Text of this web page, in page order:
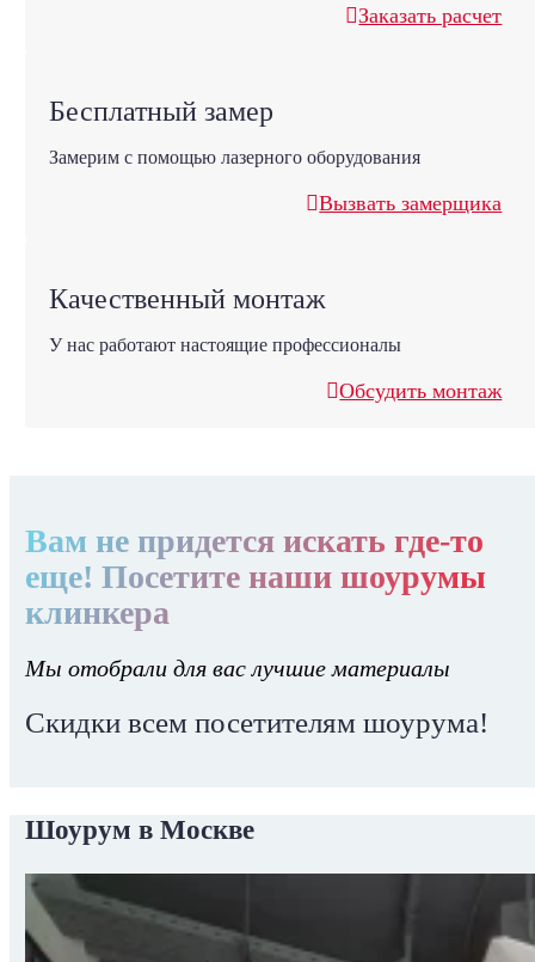
Заказать расчет
Бесплатный замер
Замерим с помощью лазерного оборудования
Вызвать замерщика
Качественный монтаж
У нас работают настоящие профессионалы
Обсудить монтаж
Вам не придется искать где-то
еще! Посетите наши шоурумы
клинкера
Мы отобрали для вас лучшие материалы
Скидки всем посетителям шоурума!
Шоурум в Москве